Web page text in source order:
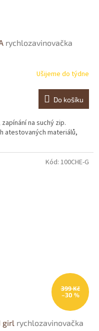
rychlozavinovačka
Ušijeme do týdne
Do košíku
na suchý zip.
atestovaných materiálů,
399 Kč
–30 %
girl rychlozavinovačka
Kód: 100CHE-G